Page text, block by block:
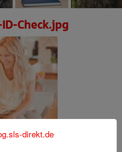
Check.jpg
direkt.de